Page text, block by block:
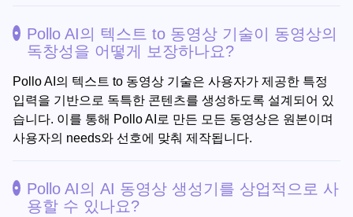
Pollo AI의 텍스트 to 동영상 기술이 동영상의
독창성을 어떻게 보장하나요?
Pollo AI의 텍스트 to 동영상 기술은 사용자가 제공한 특정
입력을 기반으로 독특한 콘텐츠를 생성하도록 설계되어 있
습니다. 이를 통해 Pollo AI로 만든 모든 동영상은 원본이며
사용자의 needs와 선호에 맞춰 제작됩니다.
Pollo AI의 AI 동영상 생성기를 상업적으로 사
용할 수 있나요?